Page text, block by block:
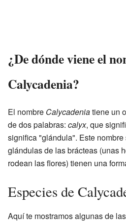
¿De dónde viene el
Calycadenia?
El nombre Calycadeniatiene un
de dos palabras: calyx, que
significa "glándula". Este
glándulas de las brácteas (unas
rodean las flores) tienen una
Especies de
Aquí te mostramos algunas de